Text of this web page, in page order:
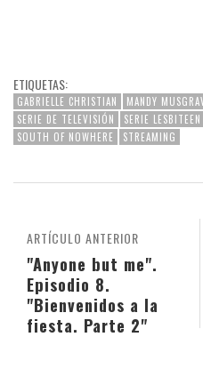
ETIQUETAS:
GABRIELLE CHRISTIAN MANDY
SERIE DE TELEVISIÓN
SERIE LESBITEEN
SOUTH OF NOWHERE
STREAMING
ARTÍCULO ANTERIOR
"Anyone but me".
Episodio 8.
"Bienvenidos a la
fiesta. Parte 2"